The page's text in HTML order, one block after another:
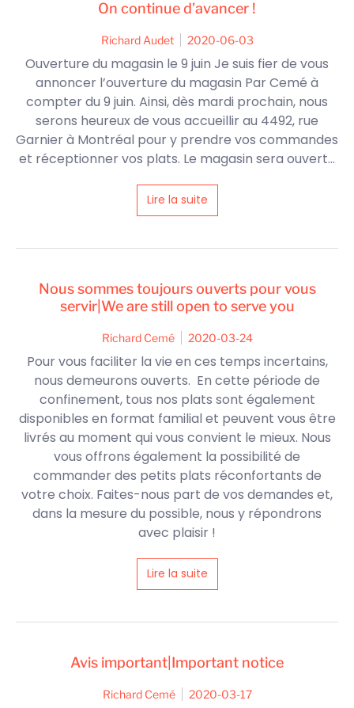
On continue d’avancer !
Richard Audet 2020-06-03
Ouverture du magasin le 9 juin Je suis fier de vous
annoncer l’ouverture du magasin Par Cemé à
compter du 9 juin. Ainsi, dès mardi prochain, nous
serons heureux de vous accueillir au 4492, rue
Garnier à Montréal pour y prendre vos commandes
et réceptionner vos plats. Le magasin sera ouvert...
Lire la suite
Nous sommes toujours ouverts pour vous
servir|We are still open to serve you
Richard Cemé 2020-03-24
Pour vous faciliter la vie en ces temps incertains,
nous demeurons ouverts. En cette période de
confinement, tous nos plats sont également
disponibles en format familial et peuvent vous être
livrés au moment qui vous convient le mieux. Nous
vous offrons également la possibilité de
commander des petits plats réconfortants de
votre choix. Faites-nous part de vos demandes et,
dans la mesure du possible, nous y répondrons
avec plaisir !
Lire la suite
Avis important|Important notice
Richard Cemé 2020-03-17